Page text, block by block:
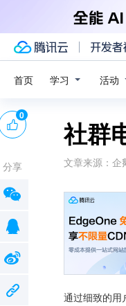
首页 学习 活动
社群
文章来源： 企
通过细致的用
0
分享